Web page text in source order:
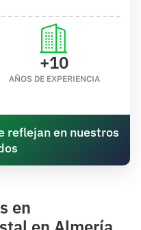
+10
AÑOS DE EXPERIENCIA
reflejan en nuestros
en